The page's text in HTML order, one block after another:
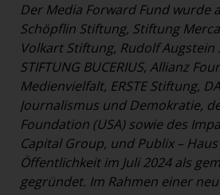
Der Media Forward Fund wurde
Schöpflin Stiftung, Stiftung
Volkart Stiftung, Rudolf Augstein
STIFTUNG BUCERIUS, Allianz
Medienvielfalt, ERSTE Stiftung,
Journalismus und Demokratie,
Foundation (USA) sowie des
Capital Group, und Publix –
Öffentlichkeit im Juli 2024 als
gegründet. Im Rahmen einer